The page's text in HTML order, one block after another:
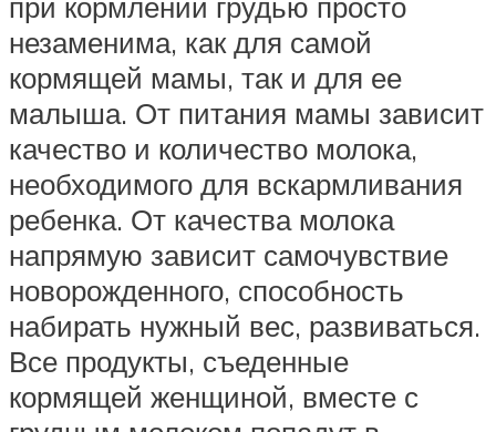
незаменима, как для самой
кормящей мамы, так и для ее
малыша. От питания мамы зависит
качество и количество молока,
необходимого для вскармливания
ребенка. От качества молока
напрямую зависит самочувствие
новорожденного, способность
набирать нужный вес, развиваться.
Все продукты, съеденные
кормящей женщиной, вместе с